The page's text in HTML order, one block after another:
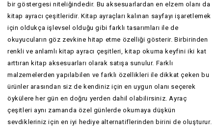
bir göstergesi niteliğindedir. Bu aksesuarlardan en elzem olanı da
kitap ayracı çeşitleridir. Kitap ayraçları kalınan sayfayı işaretlemek
için oldukça işlevsel olduğu gibi farklı tasarımları ile de
okuyucuların göz zevkine hitap etme özelliği gösterir. Birbirinden
renkli ve anlamlı kitap ayracı çeşitleri, kitap okuma keyfini iki kat
arttıran kitap aksesuarları olarak satışa sunulur. Farklı
malzemelerden yapılabilen ve farklı özellikleri ile dikkat çeken bu
ürünler arasından siz de kendiniz için en uygun olanı seçerek
öykülere her gün en doğru yerden dahil olabilirsiniz. Ayraç
çeşitleri aynı zamanda özel günlerde okumaya düşkün
sevdikleriniz için en iyi hediye alternatiflerinden birini de oluşturur.